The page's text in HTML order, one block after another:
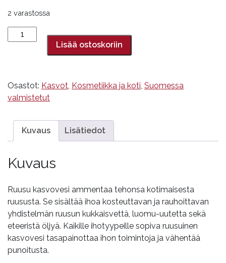
2 varastossa
Ruusu
kasvovesi,
määrä
Lisää ostoskoriin
Osastot: Kasvot Kosmetiikka ja koti Suomessa
valmistetut
Kuvaus Lisätiedot
Kuvaus
Ruusu kasvovesi ammentaa tehonsa kotimaisesta
ruususta. Se sisältää ihoa kosteuttavan ja rauhoittavan
yhdistelmän ruusun kukkaisvettä, luomu-uutetta sekä
eteeristä öljyä. Kaikille ihotyypeille sopiva ruusuinen
kasvovesi tasapainottaa ihon toimintoja ja vähentää
punoitusta.